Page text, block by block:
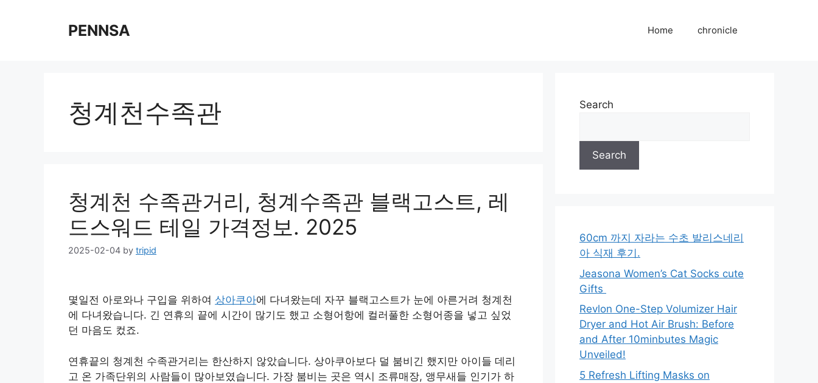
PENNSA Home chronicle
청계천수족관
청계천 수족관거리, 청계수족관 블랙고스트, 레
드스워드 테일 가격정보. 2025
2025-02-04 by tripid
몇일전 아로와나 구입을 위하여 상아쿠아에 다녀왔는데 자꾸 블랙고스트가 눈에 아른거려 청계천
에 다녀왔습니다. 긴 연휴의 끝에 시간이 많기도 했고 소형어항에 컬러풀한 소형어종을 넣고 싶었
던 마음도 컸죠.
연휴끝의 청계천 수족관거리는 한산하지 않았습니다. 상아쿠아보다 덜 붐비긴 했지만 아이들 데리
고 온 가족단위의 사람들이 많아보였습니다. 가장 붐비는 곳은 역시 조류매장, 앵무새들 인기가 하
Search
Search
60cm 까지 자라는 수초 발리스네리
아 식재 후기.
Jeasona Women’s Cat Socks cute
Gifts
Revlon One-Step Volumizer Hair
Dryer and Hot Air Brush: Before
and After 10minbutes Magic
Unveiled!
5 Refresh Lifting Masks on